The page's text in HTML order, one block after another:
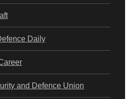
Daily
and Defence Union